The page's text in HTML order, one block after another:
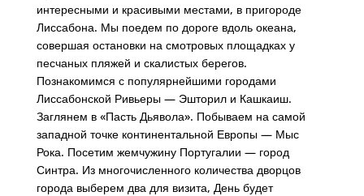
интересными и красивыми местами, в пригороде
Лиссабона. Мы поедем по дороге вдоль океана,
совершая остановки на смотровых площадках у
песчаных пляжей и скалистых берегов.
Познакомимся с популярнейшими городами
Лиссабонской Ривьеры — Эшторил и Кашкаиш.
Заглянем в «Пасть Дьявола». Побываем на самой
западной точке континентальной Европы — Мыс
Рока. Посетим жемчужину Португалии — город
Синтра. Из многочисленного количества дворцов
города выберем два для визита, День будет